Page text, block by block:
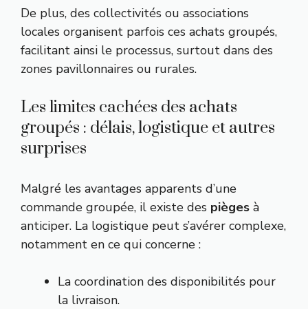
De plus, des collectivités ou associations
locales organisent parfois ces achats groupés,
facilitant ainsi le processus, surtout dans des
zones pavillonnaires ou rurales.
Les limites cachées des achats
groupés : délais, logistique et autres
surprises
Malgré les avantages apparents d’une
commande groupée, il existe des pièges à
anticiper. La logistique peut s’avérer complexe,
notamment en ce qui concerne :
La coordination des disponibilités pour
la livraison.